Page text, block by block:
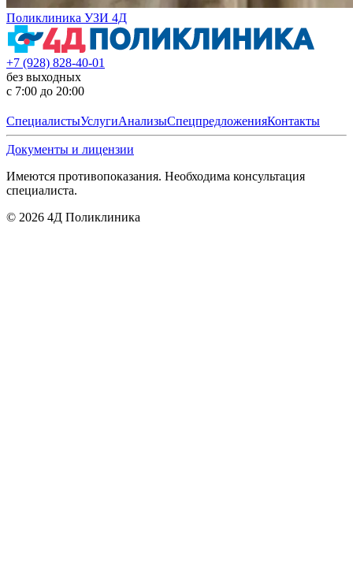
Поликлиника УЗИ 4Д
+7 (928) 828-40-01
без выходных
с 7:00 до 20:00
СпециалистыУслугиАнализыСпецпредложенияКонтакты
Документы и лицензии
Имеются противопоказания. Необходима консультация
специалиста.
© 2026 4Д Поликлиника